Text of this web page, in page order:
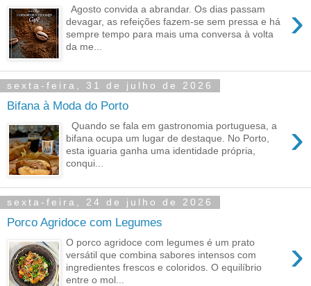
›
Agosto convida a abrandar. Os dias passam
devagar, as refeições fazem-se sem pressa e há
sempre tempo para mais uma conversa à volta
da me...
sexta-feira, 31 de julho de 2026
Bifana à Moda do Porto
›
Quando se fala em gastronomia portuguesa, a
bifana ocupa um lugar de destaque. No Porto,
esta iguaria ganha uma identidade própria,
conqui...
sexta-feira, 24 de julho de 2026
Porco Agridoce com Legumes
›
O porco agridoce com legumes é um prato
versátil que combina sabores intensos com
ingredientes frescos e coloridos. O equilíbrio
entre o mol...